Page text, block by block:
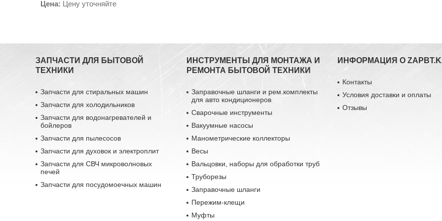
Цена: Цену уточняйте
ЗАПЧАСТИ ДЛЯ БЫТОВОЙ
ТЕХНИКИ
Запчасти для стиральных машин
Запчасти для холодильников
Запчасти для водонагревателей и
бойлеров
Запчасти для пылесосов
Запчасти для духовок и электроплит
Запчасти для СВЧ микроволновых
печей
Запчасти для посудомоечных машин
ИНСТРУМЕНТЫ ДЛЯ МОНТАЖА И
РЕМОНТА БЫТОВОЙ ТЕХНИКИ
Заправочные шланги и рем.комплекты
для авто кондиционеров
Сварочные инструменты
Вакуумные насосы
Манометрические коллекторы
Весы
Вальцовки, наборы для обработки труб
Труборезы
Заправочные шланги
Пережим-клещи
Муфты
ИНФОРМАЦИЯ О
Контакты
Условия доставки и оплаты
Отзывы